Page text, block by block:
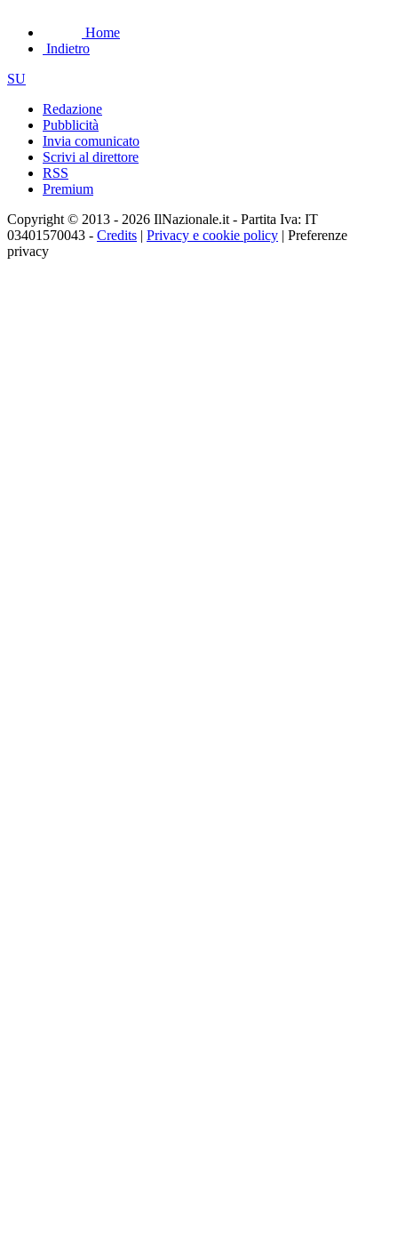
Home
Indietro
SU
Redazione
Pubblicità
Invia comunicato
Scrivi al direttore
RSS
Premium
Copyright © 2013 - 2026 IlNazionale.it - Partita Iva: IT
03401570043 - Credits | Privacy e cookie policy | Preferenze
privacy